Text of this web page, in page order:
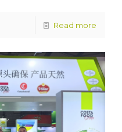
Read more